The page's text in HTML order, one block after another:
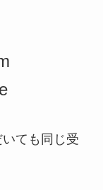
ても同じ受